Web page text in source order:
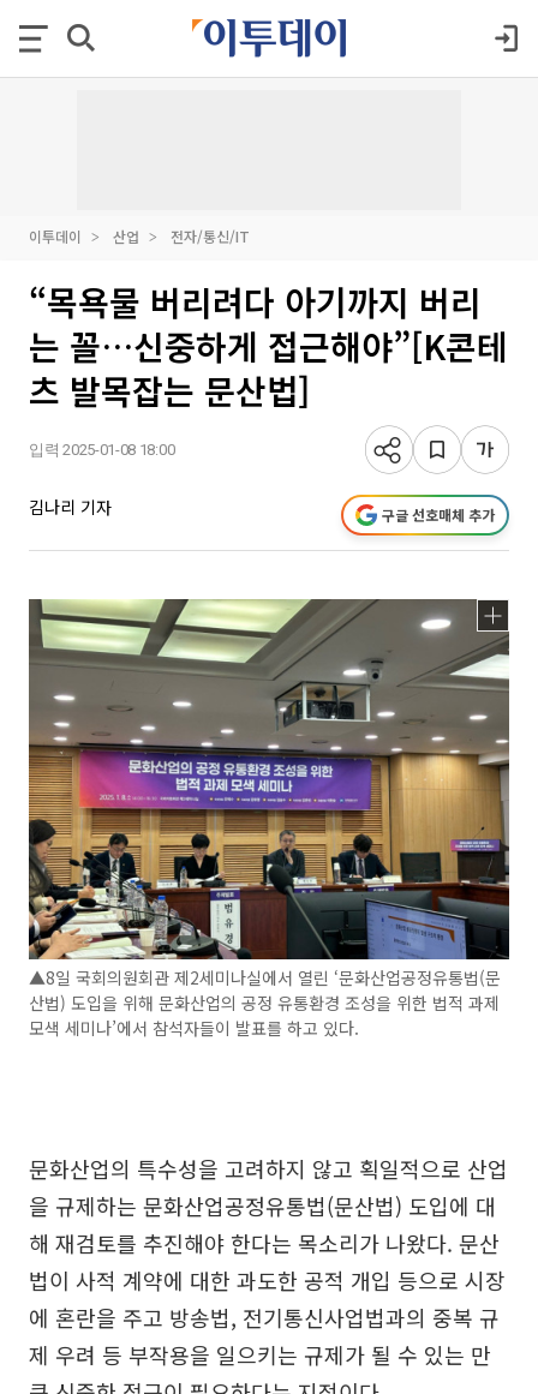
이투데이 산업 전자/통신/IT
“목욕물 버리려다 아기까지 버리
는 꼴…신중하게 접근해야”[K콘테
츠 발목잡는 문산법]
입력 2025-01-08 18:00
김나리 기자 구글 선호매체 추가
▲8일 국회의원회관 제2세미나실에서 열린 ‘문화산업공정유통법(문
산법) 도입을 위해 문화산업의 공정 유통환경 조성을 위한 법적 과제
모색 세미나’에서 참석자들이 발표를 하고 있다.
문화산업의 특수성을 고려하지 않고 획일적으로 산업
을 규제하는 문화산업공정유통법(문산법) 도입에 대
해 재검토를 추진해야 한다는 목소리가 나왔다. 문산
법이 사적 계약에 대한 과도한 공적 개입 등으로 시장
에 혼란을 주고 방송법, 전기통신사업법과의 중복 규
제 우려 등 부작용을 일으키는 규제가 될 수 있는 만